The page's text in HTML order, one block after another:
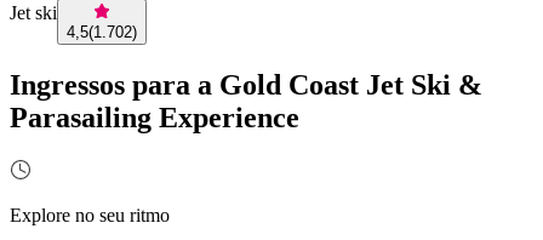
Jet ski
4,5(1.702)
Ingressos para a Gold Coast Jet Ski &
Parasailing Experience
Explore no seu ritmo